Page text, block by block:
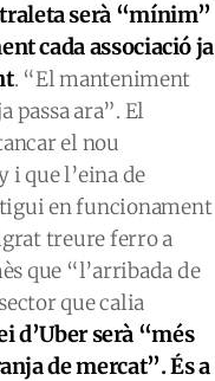
serà “mínim”
cada associació ja
. “El manteniment
passa ara”. El
el nou
i que l’eina de
en funcionament
treure ferro a
que “l’arribada de
que calia
d’Uber serà “més
de mercat”. És a